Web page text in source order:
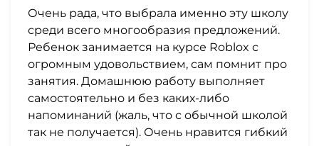
Очень рада, что выбрала именно эту школу
среди всего многообразия предложений.
Ребенок занимается на курсе Roblox с
огромным удовольствием, сам помнит про
занятия. Домашнюю работу выполняет
самостоятельно и без каких-либо
напоминаний (жаль, что с обычной школой
так не получается). Очень нравится гибкий